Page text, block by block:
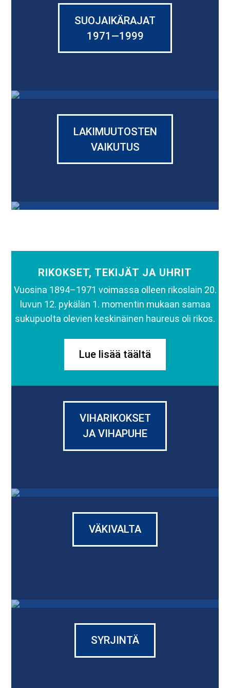
SUOJAIKÄRAJAT
1971—1999
LAKIMUUTOSTEN
VAIKUTUS
RIKOKSET, TEKIJÄT JA UHRIT
Vuosina 1894–1971 voimassa olleen rikoslain 20.
luvun 12. pykälän 1. momentin mukaan samaa
sukupuolta olevien keskinäinen haureus oli rikos.
Lue lisää täältä
VIHARIKOKSET
JA VIHAPUHE
VÄKIVALTA
SYRJINTÄ